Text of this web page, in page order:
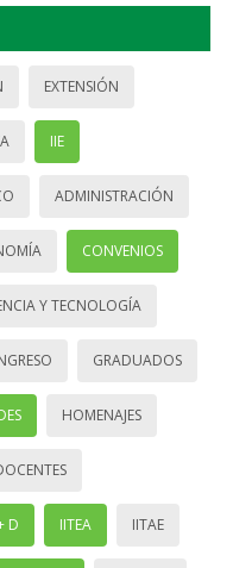
EXTENSIÓN
IIE
ADMINISTRACIÓN
CONVENIOS
Y TECNOLOGÍA
GRADUADOS
HOMENAJES
D IITEA IITAE